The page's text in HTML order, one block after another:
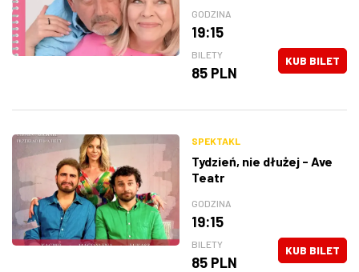
GODZINA
19:15
BILETY
85 PLN
KUB BILET
SPEKTAKL
Tydzień, nie dłużej - Ave
Teatr
GODZINA
19:15
BILETY
85 PLN
KUB BILET